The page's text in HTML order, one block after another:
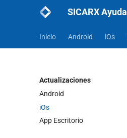
SICARX
Inicio Android iOs
Actualizaciones
Android
iOs
App Escritorio